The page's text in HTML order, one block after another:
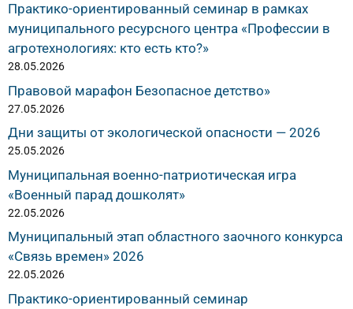
Практико-ориентированный семинар в рамках
муниципального ресурсного центра «Профессии в
агротехнологиях: кто есть кто?»
28.05.2026
Правовой марафон Безопасное детство»
27.05.2026
Дни защиты от экологической опасности — 2026
25.05.2026
Муниципальная военно-патриотическая игра
«Военный парад дошколят»
22.05.2026
Муниципальный этап областного заочного конкурса
«Связь времен» 2026
22.05.2026
Практико-ориентированный семинар